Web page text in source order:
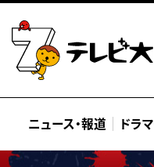
ニュース・報道 ドラマ